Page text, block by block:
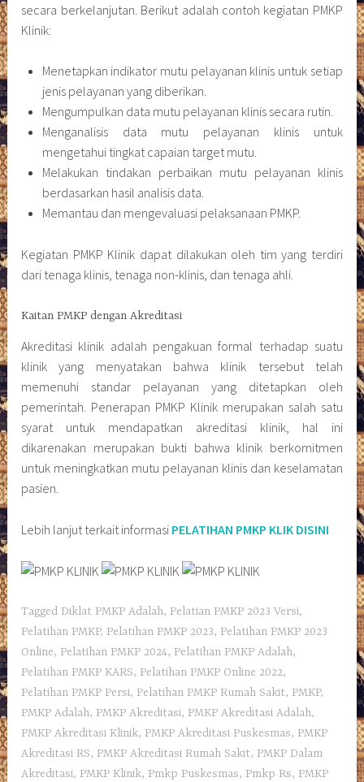
secara berkelanjutan. Berikut adalah contoh kegiatan PMKP
Klinik:
Menetapkan indikator mutu pelayanan klinis untuk setiap
jenis pelayanan yang diberikan.
Mengumpulkan data mutu pelayanan klinis secara rutin.
Menganalisis data mutu pelayanan klinis untuk
mengetahui tingkat capaian target mutu.
Melakukan tindakan perbaikan mutu pelayanan klinis
berdasarkan hasil analisis data.
Memantau dan mengevaluasi pelaksanaan PMKP.
Kegiatan PMKP Klinik dapat dilakukan oleh tim yang terdiri
dari tenaga klinis, tenaga non-klinis, dan tenaga ahli.
Kaitan PMKP dengan Akreditasi
Akreditasi klinik adalah pengakuan formal terhadap suatu
klinik yang menyatakan bahwa klinik tersebut telah
memenuhi standar pelayanan yang ditetapkan oleh
pemerintah. Penerapan PMKP Klinik merupakan salah satu
syarat untuk mendapatkan akreditasi klinik, hal ini
dikarenakan merupakan bukti bahwa klinik berkomitmen
untuk meningkatkan mutu pelayanan klinis dan keselamatan
pasien.
Lebih lanjut terkait informasi PELATIHAN PMKP KLIK DISINI
TaggedDiklat PMKP Adalah, Pelatian PMKP 2023 Versi,
Pelatihan PMKP, Pelatihan PMKP 2023, Pelatihan PMKP 2023
Online, Pelatihan PMKP 2024, Pelatihan PMKP Adalah,
Pelatihan PMKP KARS, Pelatihan PMKP Online 2022,
Pelatihan PMKP Persi, Pelatihan PMKP Rumah Sakit, PMKP,
PMKP Adalah, PMKP Akreditasi, PMKP Akreditasi Adalah,
PMKP Akreditasi Klinik, PMKP Akreditasi Puskesmas, PMKP
Akreditasi RS, PMKP Akreditasi Rumah Sakit, PMKP Dalam
Akreditasi, PMKP Klinik, Pmkp Puskesmas, Pmkp Rs, PMKP